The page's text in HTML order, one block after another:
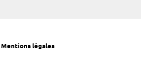
Mentions légales